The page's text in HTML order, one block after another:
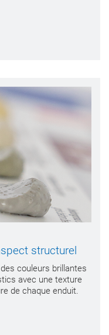
structurel
couleurs brillantes
avec une texture
de chaque enduit.